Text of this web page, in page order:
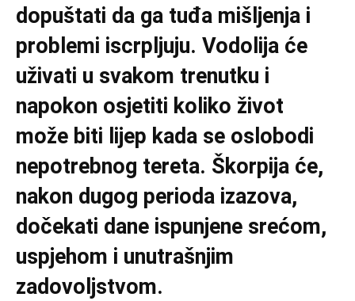
dopuštati da ga tuđa mišljenja i
problemi iscrpljuju. Vodolija će
uživati u svakom trenutku i
napokon osjetiti koliko život
može biti lijep kada se oslobodi
nepotrebnog tereta. Škorpija će,
nakon dugog perioda izazova,
dočekati dane ispunjene srećom,
uspjehom i unutrašnjim
zadovoljstvom.